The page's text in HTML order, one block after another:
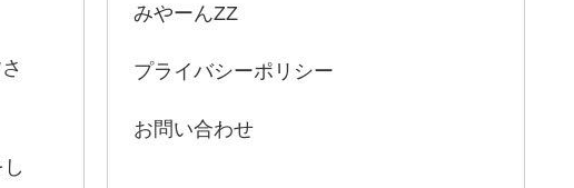
みやーんZZ
プライバシーポリシー
お問い合わせ